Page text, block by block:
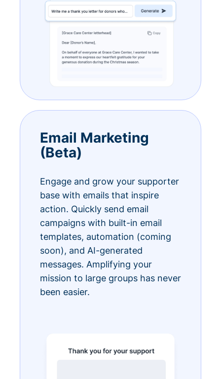
Email Marketing
(Beta)
Engage and grow your supporter
base with emails that inspire
action. Quickly send email
campaigns with built-in email
templates, automation (coming
soon), and AI-generated
messages. Amplifying your
mission to large groups has never
been easier.